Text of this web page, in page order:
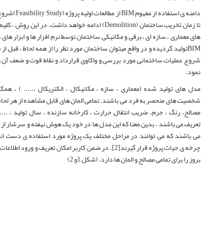
دامنه ی استفاده از مفهومBIMاز مطالعات اولیه پروژه ((Feasibility Study
تا زمان تخریب ساختمان (Demolition) ادامه خواهد داشت. در این روش ،
های معماری ، سازه ای ، برقی و مکانیکی ساختمان توسط نرم افزار ها و ابزار
BIMتولید گردیده و در واقع میتوان ساختمان مورد نظر را از همه لحاظ ، قبل
شروع عملیات ساختمانی مورد بررسی و واکاوی قرارداد و نقاط قوت و ضعف آن
نمود.
مدل های تولید شده (معماری ، سازه ، مکانیکال ، الکتریکال ،..... ) ،
شخصیت های منحصر به فرد می باشند. تمامی المان های قابل مشاهده از هر
مصالح، رنگ ، جرم، ضریب انتقال حرارت ، کارخانه سازنده ، سال تولید ،
تعریف می باشند ، بدین معنا که این مدل ها در خود یک هوش نهفته و سرشار از
می باشند که می توانند در مراحل مختلف یک پروژه مورد استفاده ی دست
چرخه ی حیات پروژه قرار گیرند[2]. در ضمن کاربر امکان تعریف و ورود
بروز را برای تمامی مصالح و المان ها دارد. (شکل 1و 2)